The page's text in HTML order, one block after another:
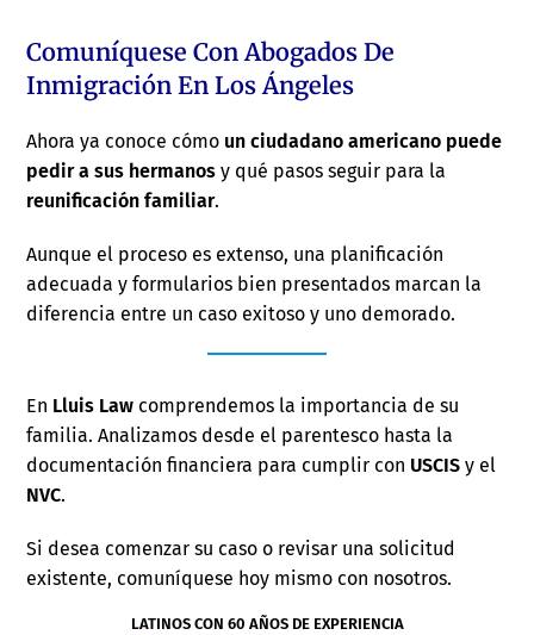
Comuníquese Con Abogados De
Inmigración En Los Ángeles
Ahora ya conoce cómo un ciudadano americano puede
pedir a sus hermanos y qué pasos seguir para la
reunificación familiar.
Aunque el proceso es extenso, una planificación
adecuada y formularios bien presentados marcan la
diferencia entre un caso exitoso y uno demorado.
En Lluis Law comprendemos la importancia de su
familia. Analizamos desde el parentesco hasta la
documentación financiera para cumplir con USCIS y el
NVC.
Si desea comenzar su caso o revisar una solicitud
existente, comuníquese hoy mismo con nosotros.
LATINOS CON 60 AÑOS DE EXPERIENCIA